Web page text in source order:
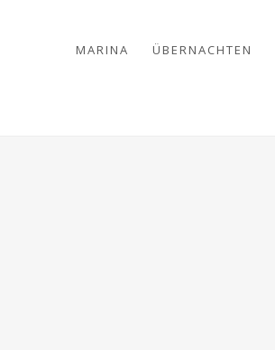
MARINA ÜBERNACHTEN